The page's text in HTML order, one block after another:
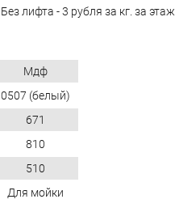
Без лифта - 3 рубля за кг. за этаж.
Мдф
0507 (белый)
671
810
510
Для мойки